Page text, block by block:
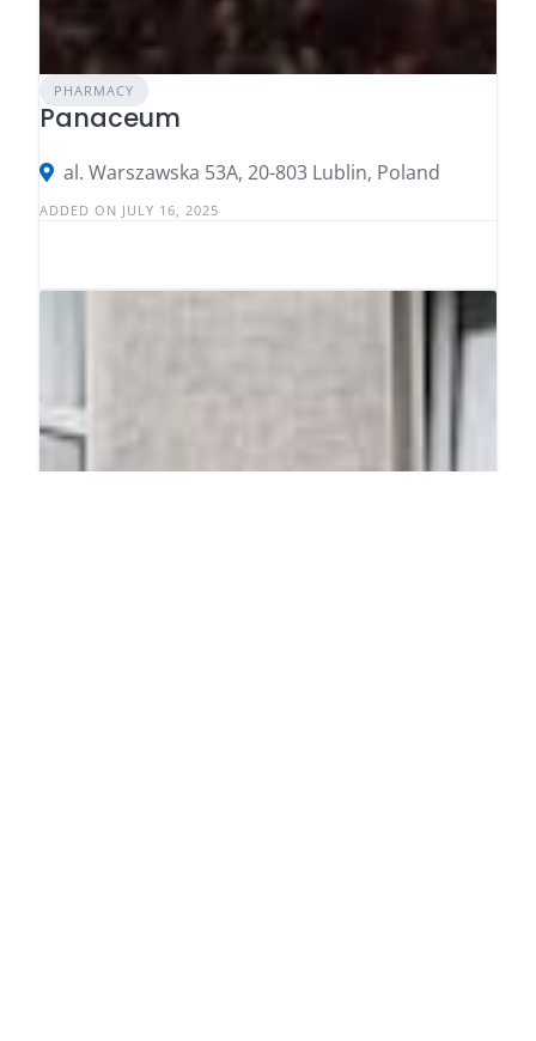
PHARMACY
Panaceum
al. Warszawska 53A, 20-803 Lublin, Poland
ADDED ON JULY 16, 2025